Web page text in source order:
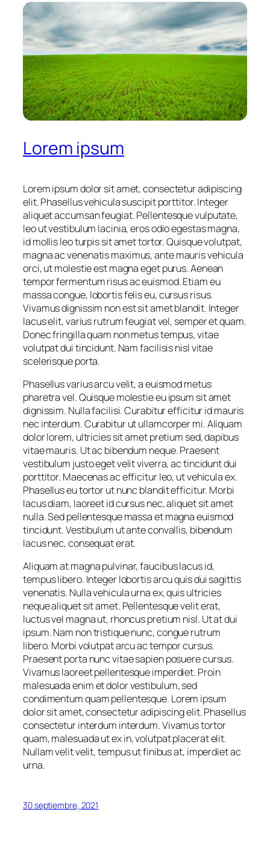
Lorem ipsum
Lorem ipsum dolor sit amet, consectetur adipiscing
elit. Phasellus vehicula suscipit porttitor. Integer
aliquet accumsan feugiat. Pellentesque vulputate,
leo ut vestibulum lacinia, eros odio egestas magna,
id mollis leo turpis sit amet tortor. Quisque volutpat,
magna ac venenatis maximus, ante mauris vehicula
orci, ut molestie est magna eget purus. Aenean
tempor fermentum risus ac euismod. Etiam eu
massa congue, lobortis felis eu, cursus risus.
Vivamus dignissim non est sit amet blandit. Integer
lacus elit, varius rutrum feugiat vel, semper et quam.
Donec fringilla quam non metus tempus, vitae
volutpat dui tincidunt. Nam facilisis nisl vitae
scelerisque porta.
Phasellus varius arcu velit, a euismod metus
pharetra vel. Quisque molestie eu ipsum sit amet
dignissim. Nulla facilisi. Curabitur efficitur id mauris
nec interdum. Curabitur ut ullamcorper mi. Aliquam
dolor lorem, ultricies sit amet pretium sed, dapibus
vitae mauris. Ut ac bibendum neque. Praesent
vestibulum justo eget velit viverra, ac tincidunt dui
porttitor. Maecenas ac efficitur leo, ut vehicula ex.
Phasellus eu tortor ut nunc blandit efficitur. Morbi
lacus diam, laoreet id cursus nec, aliquet sit amet
nulla. Sed pellentesque massa et magna euismod
tincidunt. Vestibulum ut ante convallis, bibendum
lacus nec, consequat erat.
Aliquam at magna pulvinar, faucibus lacus id,
tempus libero. Integer lobortis arcu quis dui sagittis
venenatis. Nulla vehicula urna ex, quis ultricies
neque aliquet sit amet. Pellentesque velit erat,
luctus vel magna ut, rhoncus pretium nisl. Ut at dui
ipsum. Nam non tristique nunc, congue rutrum
libero. Morbi volutpat arcu ac tempor cursus.
Praesent porta nunc vitae sapien posuere cursus.
Vivamus laoreet pellentesque imperdiet. Proin
malesuada enim et dolor vestibulum, sed
condimentum quam pellentesque. Lorem ipsum
dolor sit amet, consectetur adipiscing elit. Phasellus
consectetur interdum interdum. Vivamus tortor
quam, malesuada ut ex in, volutpat placerat elit.
Nullam velit velit, tempus ut finibus at, imperdiet ac
urna.
30 septiembre, 2021